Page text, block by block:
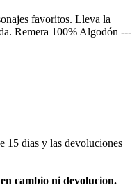
favoritos. Lleva la
Remera 100% Algodón ---
15 dias y las devoluciones
cambio ni devolucion.